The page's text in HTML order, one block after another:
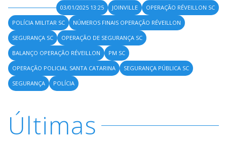
03/01/2025 13:25 JOINVILLE
OPERAÇÃO RÉVEILLON SC
POLÍCIA MILITAR SC
NÚMEROS FINAIS OPERAÇÃO RÉVEILLON
SEGURANÇA SC
OPERAÇÃO DE SEGURANÇA SC
BALANÇO OPERAÇÃO RÉVEILLON
PM SC
OPERAÇÃO POLICIAL SANTA CATARINA
SEGURANÇA PÚBLICA SC
SEGURANÇA
POLÍCIA
Últimas